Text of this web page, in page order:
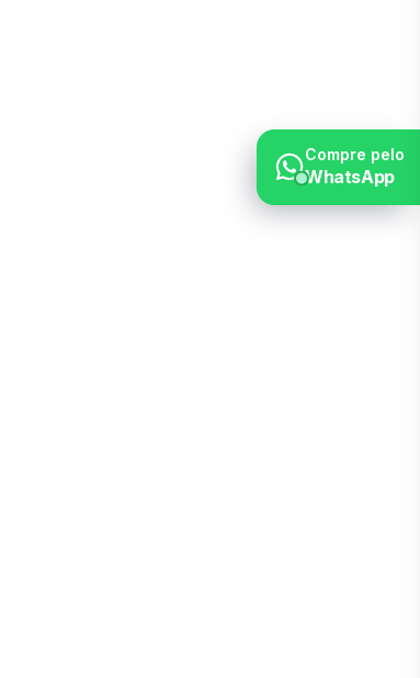
Compre pelo
WhatsApp